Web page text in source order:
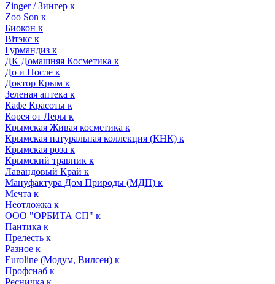
Zinger / Зингер к
Zoo Son к
Биокон к
Вiтэкс к
Гурмандиз к
ДК Домашняя Косметика к
До и После к
Доктор Крым к
Зеленая аптека к
Кафе Красоты к
Корея от Леры к
Крымская Живая косметика к
Крымская натуральная коллекция (КНК) к
Крымская роза к
Крымский травник к
Лавандовый Край к
Мануфактура Дом Природы (МДП) к
Мечта к
Неотложка к
ООО "ОРБИТА СП" к
Пантика к
Прелесть к
Разное к
Euroline (Модум, Вилсен) к
Профснаб к